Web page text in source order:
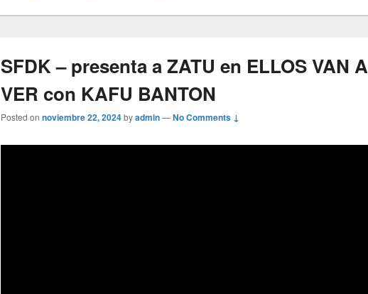
SFDK – presenta a ZATU en ELLOS VAN A
VER con KAFU BANTON
Posted on noviembre 22, 2024byadmin—No Comments ↓